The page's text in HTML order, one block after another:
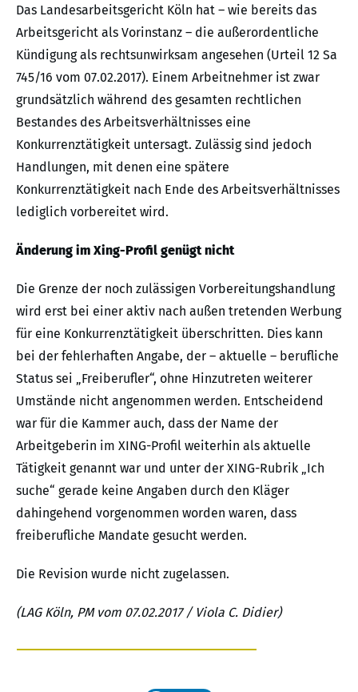
Das Landesarbeitsgericht Köln hat – wie bereits das
Arbeitsgericht als Vorinstanz – die außerordentliche
Kündigung als rechtsunwirksam angesehen (Urteil 12 Sa
745/16 vom 07.02.2017). Einem Arbeitnehmer ist zwar
grundsätzlich während des gesamten rechtlichen
Bestandes des Arbeitsverhältnisses eine
Konkurrenztätigkeit untersagt. Zulässig sind jedoch
Handlungen, mit denen eine spätere
Konkurrenztätigkeit nach Ende des Arbeitsverhältnisses
lediglich vorbereitet wird.
Änderung im Xing-Profil genügt nicht
Die Grenze der noch zulässigen Vorbereitungshandlung
wird erst bei einer aktiv nach außen tretenden Werbung
für eine Konkurrenztätigkeit überschritten. Dies kann
bei der fehlerhaften Angabe, der – aktuelle – berufliche
Status sei „Freiberufler“, ohne Hinzutreten weiterer
Umstände nicht angenommen werden. Entscheidend
war für die Kammer auch, dass der Name der
Arbeitgeberin im XING-Profil weiterhin als aktuelle
Tätigkeit genannt war und unter der XING-Rubrik „Ich
suche“ gerade keine Angaben durch den Kläger
dahingehend vorgenommen worden waren, dass
freiberufliche Mandate gesucht werden.
Die Revision wurde nicht zugelassen.
(LAG Köln, PM vom 07.02.2017 / Viola C. Didier)